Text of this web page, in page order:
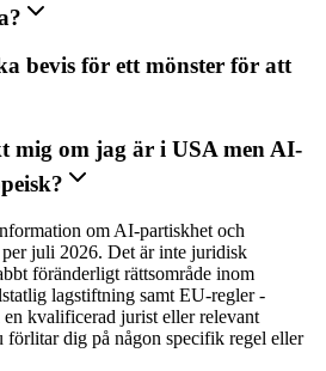
bevis för ett mönster för att
mig om jag är i USA men AI-
om AI-partiskhet och
juli 2026. Det är inte juridisk
föränderligt rättsområde inom
lagstiftning samt EU-regler -
kvalificerad jurist eller relevant
dig på någon specifik regel eller